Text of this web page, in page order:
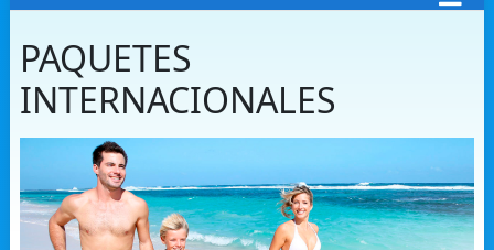
PAQUETES
INTERNACIONALES